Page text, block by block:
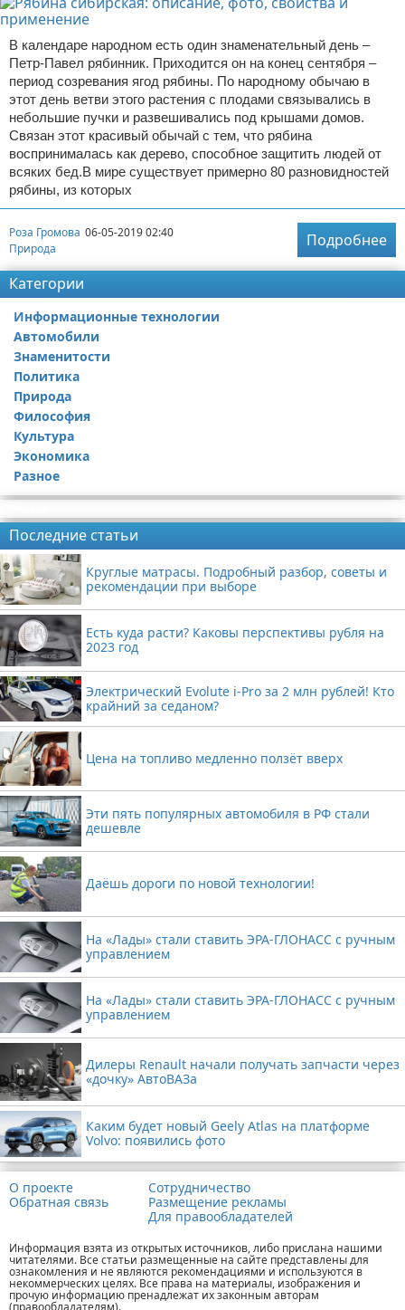
В календаре народном есть один знаменательный день –
Петр-Павел рябинник. Приходится он на конец сентября –
период созревания ягод рябины. По народному обычаю в
этот день ветви этого растения с плодами связывались в
небольшие пучки и развешивались под крышами домов.
Связан этот красивый обычай с тем, что рябина
воспринималась как дерево, способное защитить людей от
всяких бед.В мире существует примерно 80 разновидностей
рябины, из которых
Роза Громова 06-05-2019 02:40
Природа
Подробнее
Категории
Информационные технологии
Автомобили
Знаменитости
Политика
Природа
Философия
Культура
Экономика
Разное
Последние статьи
Круглые матрасы. Подробный разбор, советы и
рекомендации при выборе
Есть куда расти? Каковы перспективы рубля на
2023 год
Электрический Evolute i-Pro за 2 млн рублей! Кто
крайний за седаном?
Цена на топливо медленно ползёт вверх
Эти пять популярных автомобиля в РФ стали
дешевле
Даёшь дороги по новой технологии!
На «Лады» стали ставить ЭРА-ГЛОНАСС с ручным
управлением
На «Лады» стали ставить ЭРА-ГЛОНАСС с ручным
управлением
Дилеры Renault начали получать запчасти через
«дочку» АвтоВАЗа
Каким будет новый Geely Atlas на платформе
Volvo: появились фото
О проекте
Обратная связь
Сотрудничество
Размещение рекламы
Для правообладателей
Информация взята из открытых источников, либо прислана нашими
читателями. Все статьи размещенные на сайте представлены для
ознакомления и не являются рекомендациями и используются в
некоммерческих целях. Все права на материалы, изображения и
прочую информацию пренадлежат их законным авторам
(правообладателям).